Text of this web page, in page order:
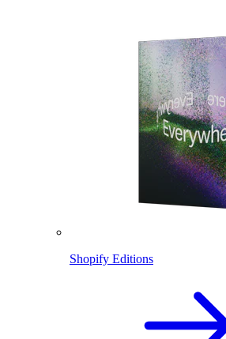
Shopify Editions